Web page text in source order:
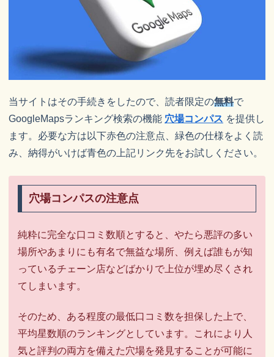
当サイトはその手続きをしたので、読者限定の無料で
GoogleMapsランキング検索の機能 穴場コンパス を提供し
ます。必要な方は以下赤色の注意点、緑色の仕様をよく読
み、納得がいけば青色の上記リンク先をお試しください。
穴場コンパスの注意点
純粋に完全な口コミ数順とすると、やたら悪評の多い
場所やあまりにも有名で無益な場所、例えば誰もが知
っているチェーン店などばかりで上位が埋め尽くされ
てしまいます。
そのため、ある程度の最低口コミ数を担保した上で、
平均星数順のランキングとしています。これにより人
気と評判の両方を備えた穴場を発見することが可能に